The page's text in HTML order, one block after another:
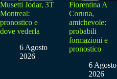
Musetti Jodar, 3T
Montreal:
pronostico e
dove vederla
6 Agosto
2026
Fiorentina A
Coruna,
amichevole:
probabili
formazioni e
pronostico
6 Agosto
2026